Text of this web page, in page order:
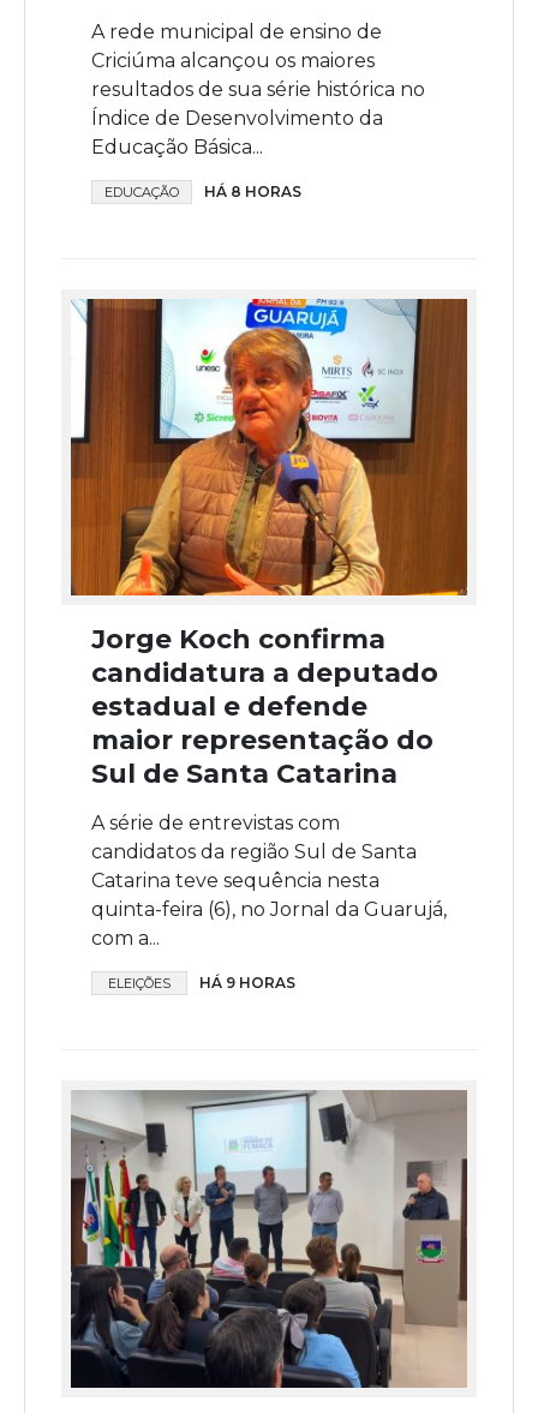
A rede municipal de ensino de
Criciúma alcançou os maiores
resultados de sua série histórica no
Índice de Desenvolvimento da
Educação Básica...
EDUCAÇÃO HÁ 8 HORAS
Jorge Koch confirma
candidatura a deputado
estadual e defende
maior representação do
Sul de Santa Catarina
A série de entrevistas com
candidatos da região Sul de Santa
Catarina teve sequência nesta
quinta-feira (6), no Jornal da Guarujá,
com a...
ELEIÇÕES HÁ 9 HORAS